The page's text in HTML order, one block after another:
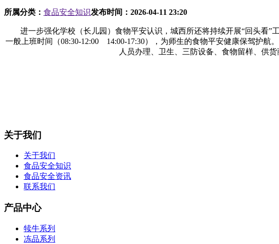
所属分类： 食品安全知识发布时间： 2026-04-11 23:20
进一步强化学校（长儿园）食物平安认识，城西所还将持续开展“回头看”工
一般上班时间（08:30-12:00 14:00-17:30），为师生的食物平安健康保驾护
人员办理、卫生、三防设备、食物留样、供
关于我们
关于我们
食品安全知识
食品安全资讯
联系我们
产品中心
犊牛系列
冻品系列